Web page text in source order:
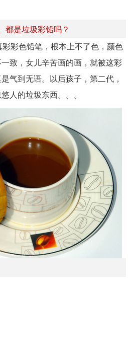
都是垃圾彩铅吗？
彩色铅笔，根本上不了色，颜色
致，女儿辛苦画的画，就被这彩
气到无语。以后孩子，第二代，
人的垃圾东西。。。